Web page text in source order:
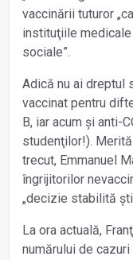
vaccinării tuturor
instituţiile
sociale”.
Adică nu ai dreptul
vaccinat pentru
B, iar acum și anti-
studenţilor!).
trecut, Emmanuel
îngrijitorilor
„decizie stabilită
La ora actuală,
numărului de